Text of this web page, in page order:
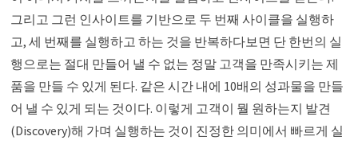
그리고 그런 인사이트를 기반으로 두 번째 사이클을 실행하
고, 세 번째를 실행하고 하는 것을 반복하다보면 단 한번의 실
행으로는 절대 만들어 낼 수 없는 정말 고객을 만족시키는 제
품을 만들 수 있게 된다. 같은 시간 내에 10배의 성과물을 만들
어 낼 수 있게 되는 것이다. 이렇게 고객이 뭘 원하는지 발견
(Discovery)해 가며 실행하는 것이 진정한 의미에서 빠르게 실